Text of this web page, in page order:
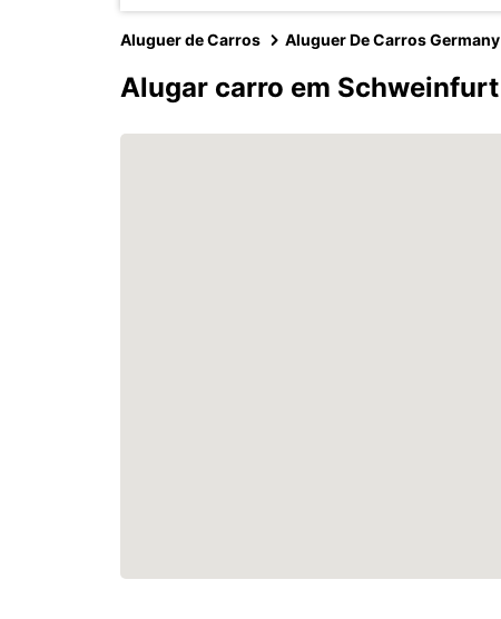
Aluguer de Carros Aluguer De Carros Germany
Alugar carro em Schweinfurt